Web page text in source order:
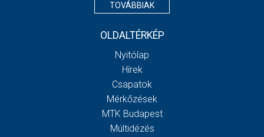
TOVÁBBIAK
OLDALTÉRKÉP
Nyitólap
Hírek
Csapatok
Mérkőzések
MTK Budapest
Múltidézés